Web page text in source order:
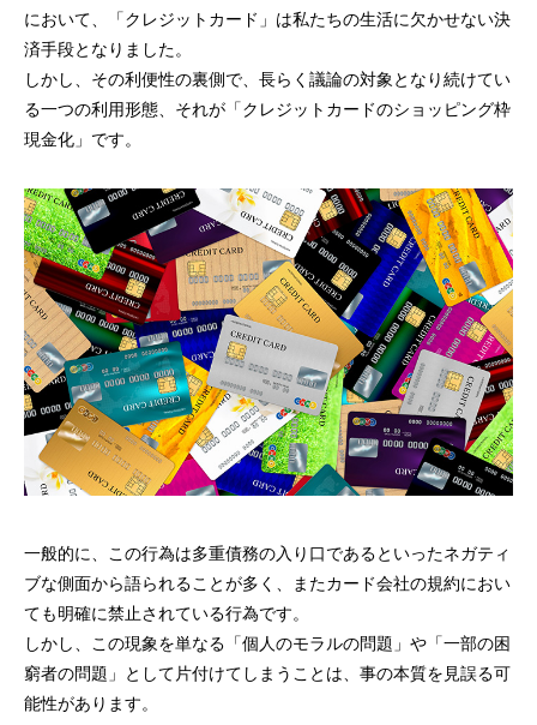
において、「クレジットカード」は私たちの生活に欠かせない決
済手段となりました。
しかし、その利便性の裏側で、長らく議論の対象となり続けてい
る一つの利用形態、それが「クレジットカードのショッピング枠
現金化」です。
一般的に、この行為は多重債務の入り口であるといったネガティ
ブな側面から語られることが多く、またカード会社の規約におい
ても明確に禁止されている行為です。
しかし、この現象を単なる「個人のモラルの問題」や「一部の困
窮者の問題」として片付けてしまうことは、事の本質を見誤る可
能性があります。